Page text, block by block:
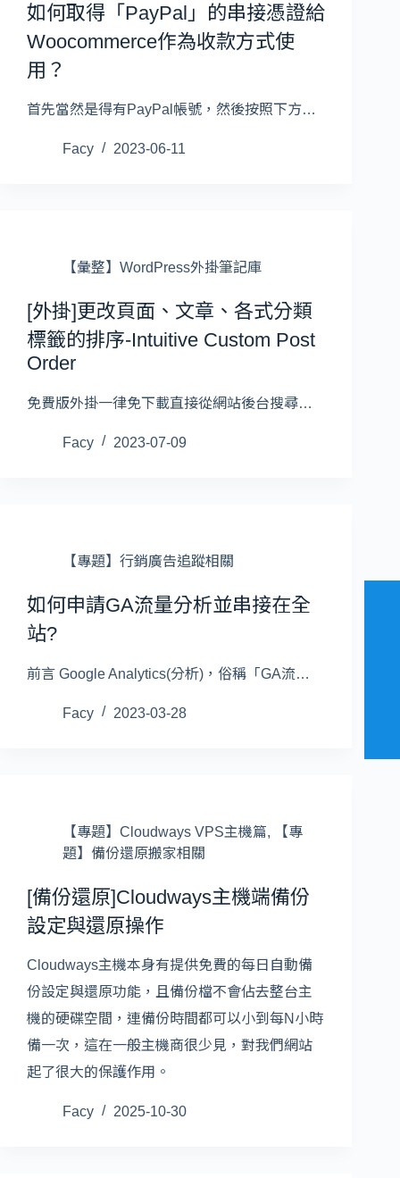
如何取得「PayPal」的串接憑證給
Woocommerce作為收款方式使
用？
首先當然是得有PayPal帳號，然後按照下方…
Facy 2023-06-11
【彙整】WordPress外掛筆記庫
[外掛]更改頁面、文章、各式分類
標籤的排序-Intuitive Custom Post
Order
免費版外掛一律免下載直接從網站後台搜尋…
Facy 2023-07-09
【專題】行銷廣告追蹤相關
如何申請GA流量分析並串接在全
站?
前言 Google Analytics(分析)，俗稱「GA流…
Facy 2023-03-28
【專題】Cloudways VPS主機篇,
【專
題】備份還原搬家相關
[備份還原]Cloudways主機端備份
設定與還原操作
Cloudways主機本身有提供免費的每日自動備
份設定與還原功能，且備份檔不會佔去整台主
機的硬碟空間，連備份時間都可以小到每N小時
備一次，這在一般主機商很少見，對我們網站
起了很大的保護作用。
Facy 2025-10-30